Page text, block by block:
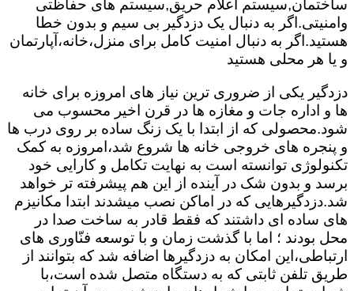
ساختمان,سیستم اعلام حریق,سیستم های حفاظتی
وامنیتی.اگر به دنبال یک دزدگیر بی سیم و بدون خطا
هستید.اگر به دنبال امنیت کامل برای منزل،خانه،آپارتمان
و یا هر محلی هستید
دزدگیر یکی از ضروری ترین نیاز های امروزه برای خانه
ها و اداره جات و مغازه ها در قرن اخیر محسوب می
شود.محصولی که از ابتدا با یک زنگ ساده بر روی درب ها
و پنجره های خروجی خانه ها شروع شد،امروزه به کمک
تکنولوژی توانسته است به نهایت تکامل و کارایی خود
برسد و بدون شک در آینده از این هم پیشرفته تر خواهد
شد.دزدگیرهایی که در اماکن نصب میشدند ابتدا مکانیزم
های ساده ای داشتند که فقط قادر به ساخت صدا در
محل بودند ؛ اما با گذشت زمان و با توسعه فنّاوری های
ارتباطی،این امکان به دزدگیرها اضافه شد که بتوانند از
طریق تلفن ثابتی که به دستگاه متصل شده است،با